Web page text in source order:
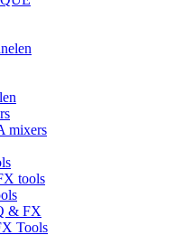
mixers
tools
& FX
Tools